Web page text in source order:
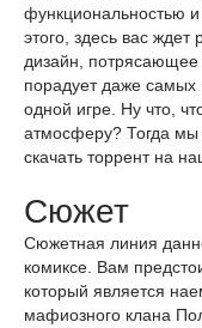
функциональностью
этого, здесь вас
дизайн,
порадует даже самых
одной игре. Ну что,
атмосферу? Тогда
скачать торрент на
Сюжет
Сюжетная линия
комиксе. Вам
который является
мафиозного клана